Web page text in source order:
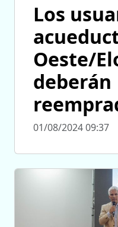
Los
Oeste/
deberán
01/08/2024 09:37